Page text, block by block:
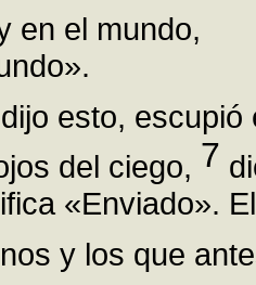
en el mundo,
esto,
del ciego, 7
«Enviado».
y los que